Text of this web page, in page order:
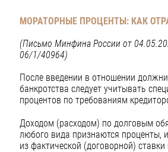
МОРАТОРНЫЕ ПРОЦЕНТЫ: КАК
(Письмо Минфина России от
06/1/40964)
После введении в отношении
банкротства следует учитывать
процентов по требованиям
Доходом (расходом) по долговым
любого вида признаются проценты,
из фактической (договорной)